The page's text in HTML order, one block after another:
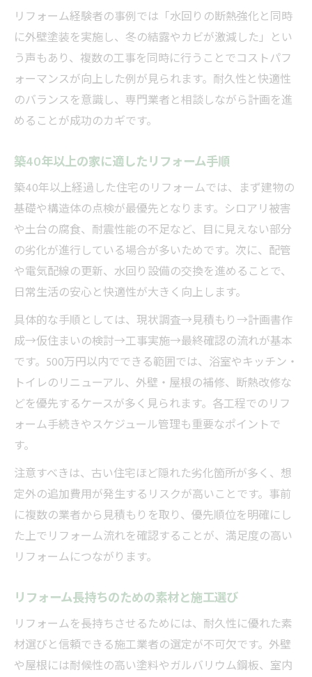
リフォーム経験者の事例では「水回りの断熱強化と同時
に外壁塗装を実施し、冬の結露やカビが激減した」とい
う声もあり、複数の工事を同時に行うことでコストパフ
ォーマンスが向上した例が見られます。耐久性と快適性
のバランスを意識し、専門業者と相談しながら計画を進
めることが成功のカギです。
築40年以上の家に適したリフォーム手順
築40年以上経過した住宅のリフォームでは、まず建物の
基礎や構造体の点検が最優先となります。シロアリ被害
や土台の腐食、耐震性能の不足など、目に見えない部分
の劣化が進行している場合が多いためです。次に、配管
や電気配線の更新、水回り設備の交換を進めることで、
日常生活の安心と快適性が大きく向上します。
具体的な手順としては、現状調査→見積もり→計画書作
成→仮住まいの検討→工事実施→最終確認の流れが基本
です。500万円以内でできる範囲では、浴室やキッチン・
トイレのリニューアル、外壁・屋根の補修、断熱改修な
どを優先するケースが多く見られます。各工程でのリフ
ォーム手続きやスケジュール管理も重要なポイントで
す。
注意すべきは、古い住宅ほど隠れた劣化箇所が多く、想
定外の追加費用が発生するリスクが高いことです。事前
に複数の業者から見積もりを取り、優先順位を明確にし
た上でリフォーム流れを確認することが、満足度の高い
リフォームにつながります。
リフォーム長持ちのための素材と施工選び
リフォームを長持ちさせるためには、耐久性に優れた素
材選びと信頼できる施工業者の選定が不可欠です。外壁
や屋根には耐候性の高い塗料やガルバリウム鋼板、室内